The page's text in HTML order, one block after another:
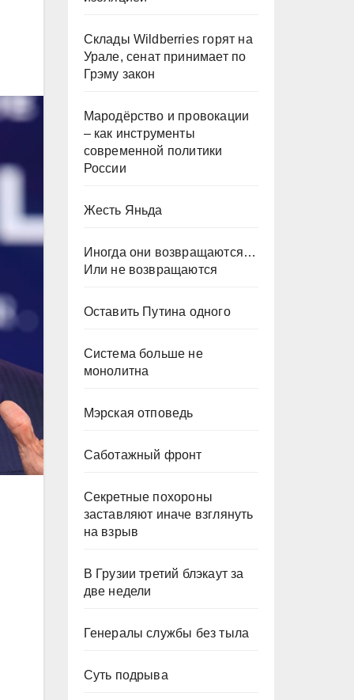
Склады Wildberries горят на
Урале, сенат принимает по
Грэму закон
Мародёрство и провокации
– как инструменты
современной политики
России
Жесть Яньда
Иногда они возвращаются…
Или не возвращаются
Оставить Путина одного
Система больше не
монолитна
Мэрская отповедь
Саботажный фронт
Секретные похороны
заставляют иначе взглянуть
на взрыв
В Грузии третий блэкаут за
две недели
Генералы службы без тыла
Суть подрыва